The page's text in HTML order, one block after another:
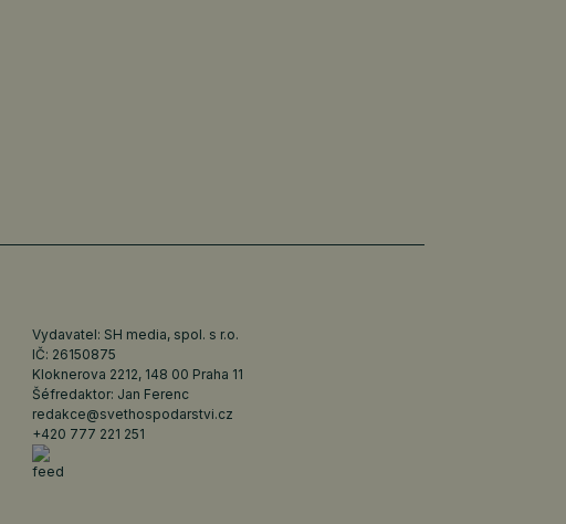
Vydavatel: SH media, spol. s r.o.
IČ: 26150875
Kloknerova 2212, 148 00 Praha 11
Šéfredaktor: Jan Ferenc
redakce@svethospodarstvi.cz
+420 777 221 251